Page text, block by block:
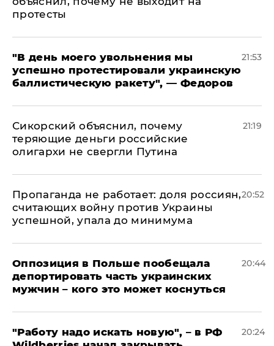
протесты
​"В день моего увольнения мы
успешно протестировали украинскую
баллистическую ракету", — Федоров
21:53
Сикорский объяснил, почему
теряющие деньги российские
олигархи не свергли Путина
21:19
​Пропаганда не работает: доля россиян,
считающих войну против Украины
успешной, упала до минимума
20:52
Оппозиция в Польше пообещала
депортировать часть украинских
мужчин – кого это может коснуться
20:44
"Работу надо искать новую", – в РФ
20:24